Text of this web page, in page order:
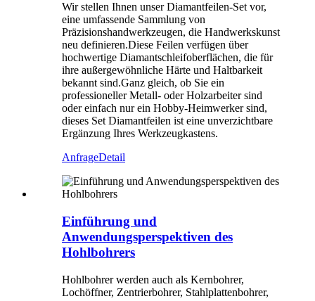
Wir stellen Ihnen unser Diamantfeilen-Set vor,
eine umfassende Sammlung von
Präzisionshandwerkzeugen, die Handwerkskunst
neu definieren.Diese Feilen verfügen über
hochwertige Diamantschleifoberflächen, die für
ihre außergewöhnliche Härte und Haltbarkeit
bekannt sind.Ganz gleich, ob Sie ein
professioneller Metall- oder Holzarbeiter sind
oder einfach nur ein Hobby-Heimwerker sind,
dieses Set Diamantfeilen ist eine unverzichtbare
Ergänzung Ihres Werkzeugkastens.
AnfrageDetail
Einführung und
Anwendungsperspektiven des
Hohlbohrers
Hohlbohrer werden auch als Kernbohrer,
Lochöffner, Zentrierbohrer, Stahlplattenbohrer,